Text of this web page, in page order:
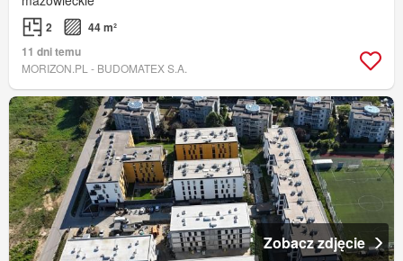
2
44 m²
11 dni temu
MORIZON.PL - BUDOMATEX S.A.
Zobacz zdjęcie